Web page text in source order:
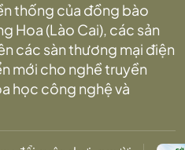
thống của đồng bào
Hoa (Lào Cai), các sản
các sàn thương mại điện
mới cho nghề truyền
học công nghệ và